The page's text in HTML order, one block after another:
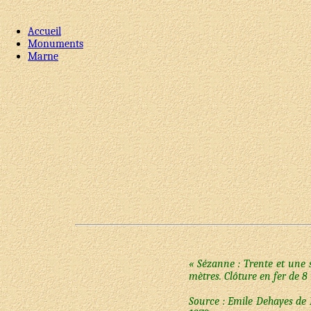
Accueil
Monuments
Marne
« Sézanne : Trente et
mètres. Clôture en fer de 8
Source : Emile Dehayes